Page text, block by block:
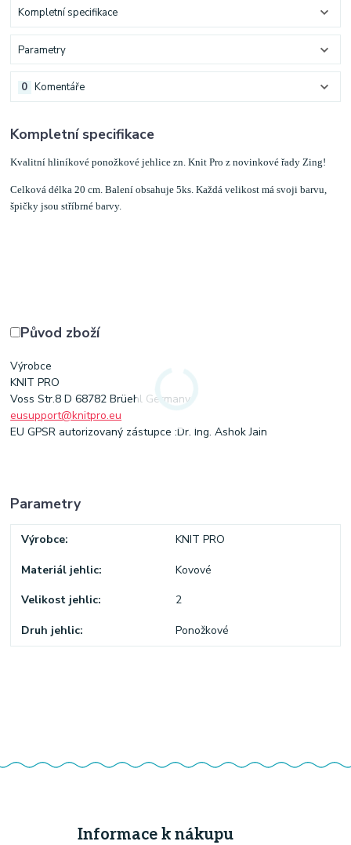
Kompletní specifikace
Parametry
Komentáře
0
Kompletní specifikace
Kvalitní hliníkové ponožkové jehlice zn. Knit Pro z novinkové řady Zing!
Celková délka 20 cm. Balení obsahuje 5ks. Každá velikost má svoji barvu,
špičky jsou stříbrné barvy.
Původ zboží
Výrobce
KNIT PRO
Voss Str.8 D 68782 Brüehl Germany
eusupport@knitpro.eu
EU GPSR autorizovaný zástupce :Dr. Ing. Ashok Jain
Parametry
Výrobce KNIT PRO
Materiál jehlic Kovové
Velikost jehlic 2
Druh jehlic Ponožkové
Informace k nákupu